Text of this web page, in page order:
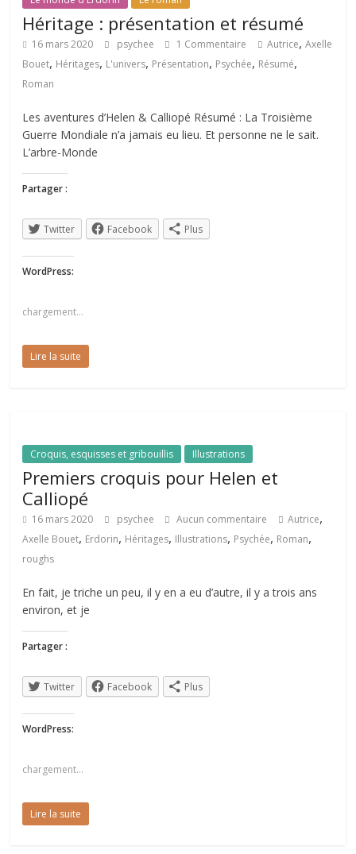
Héritage : présentation et résumé
16 mars 2020 psychee 1 Commentaire Autrice,Axelle
Bouet, Héritages, L'univers, Présentation, Psychée, Résumé,
Roman
Les aventures d’Helen & Calliopé Résumé : La Troisième
Guerre Mondiale n’a jamais eu lieu. Et personne ne le sait.
L’arbre-Monde
Partager :
Twitter Facebook Plus
WordPress:
chargement…
Lire la suite
Croquis, esquisses et gribouillis Illustrations
Premiers croquis pour Helen et
Calliopé
16 mars 2020 psychee Aucun commentaire Autrice,
Axelle Bouet, Erdorin, Héritages, Illustrations, Psychée, Roman,
roughs
En fait, je triche un peu, il y en a eu d’autre, il y a trois ans
environ, et je
Partager :
Twitter Facebook Plus
WordPress:
chargement…
Lire la suite